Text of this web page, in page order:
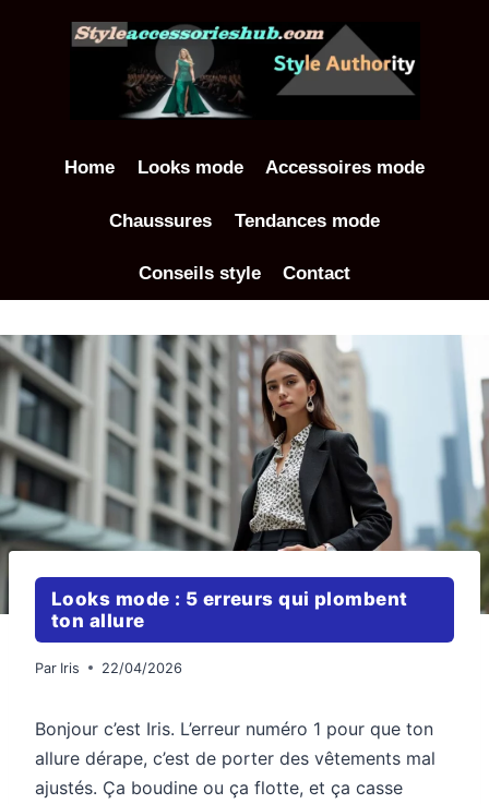
Home Looks mode Accessoires mode
Chaussures Tendances mode
Conseils style Contact
Looks mode : 5 erreurs qui plombent
ton allure
Par Iris 22/04/2026
Bonjour c’est Iris. L’erreur numéro 1 pour que ton
allure dérape, c’est de porter des vêtements mal
ajustés. Ça boudine ou ça flotte, et ça casse